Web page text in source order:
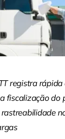
registra rápida
fiscalização do